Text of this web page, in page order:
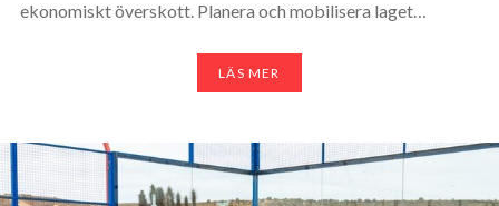
ekonomiskt överskott. Planera och mobilisera laget…
LÄS MER